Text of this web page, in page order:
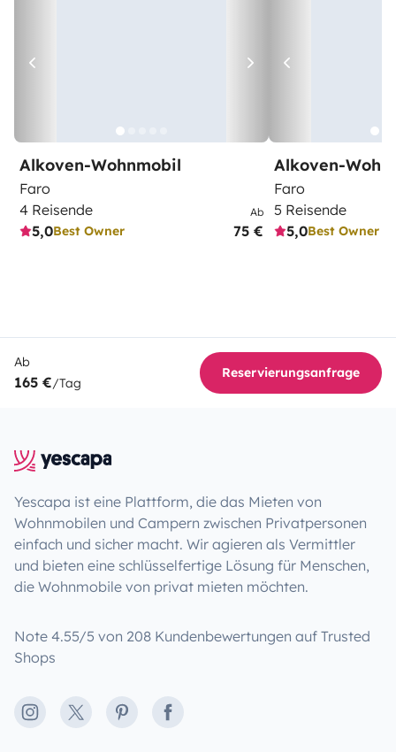
Alkoven-Wohnmobil
Faro
4 Reisende
5,0Best Owner
Ab
75 €
Alkoven-
Faro
5 Reisende
5,0Best Owner
Ab
165 €/Tag
Reservierungsanfrage
Yescapa ist eine Plattform, die das Mieten von
Wohnmobilen und Campern zwischen Privatpersonen
einfach und sicher macht. Wir agieren als Vermittler
und bieten eine schlüsselfertige Lösung für Menschen,
die Wohnmobile von privat mieten möchten.
Note 4.55/5 von 208 Kundenbewertungen auf Trusted
Shops
Instagram
X PinterestFacebook